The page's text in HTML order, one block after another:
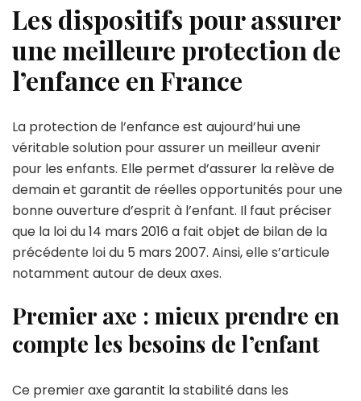
Les dispositifs pour assurer
une meilleure protection de
l’enfance en France
La protection de l’enfance est aujourd’hui une
véritable solution pour assurer un meilleur avenir
pour les enfants. Elle permet d’assurer la relève de
demain et garantit de réelles opportunités pour une
bonne ouverture d’esprit à l’enfant. Il faut préciser
que la loi du 14 mars 2016 a fait objet de bilan de la
précédente loi du 5 mars 2007. Ainsi, elle s’articule
notamment autour de deux axes.
Premier axe : mieux prendre en
compte les besoins de l’enfant
Ce premier axe garantit la stabilité dans les